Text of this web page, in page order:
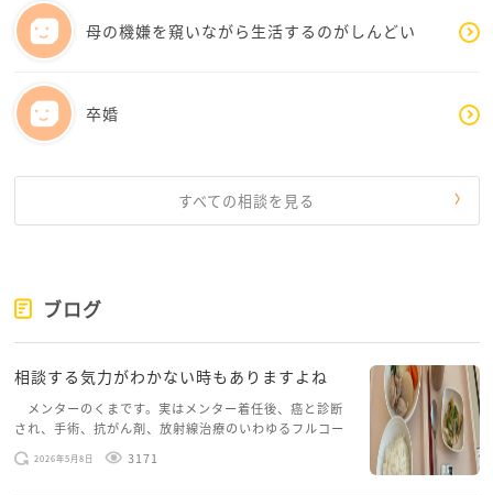
母の機嫌を窺いながら生活するのがしんどい
卒婚
すべての相談を見る
ブログ
相談する気力がわかない時もありますよね
メンターのくまです。実はメンター着任後、癌と診断
され、手術、抗がん剤、放射線治療のいわゆるフルコー
スを体験していて、しばらくメンターカフェに来られて
いませんでした。体力だけでなく、気力も落ちパソコン
2026年5月8日 3171